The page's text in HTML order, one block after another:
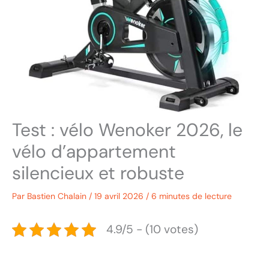
Test : vélo Wenoker 2026, le
vélo d’appartement
silencieux et robuste
Par Bastien Chalain / 19 avril 2026 / 6 minutes de lecture
4.9/5 - (10 votes)